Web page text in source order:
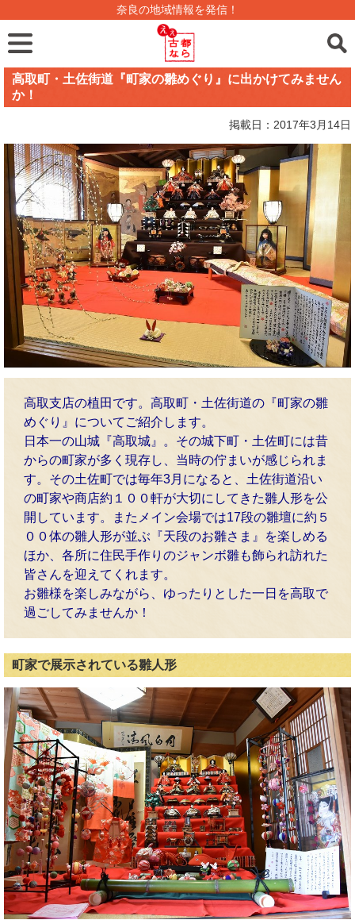
奈良の地域情報を発信！
高取町・土佐街道『町家の雛めぐり』に出かけてみません
か！
掲載日：2017年3月14日
高取支店の植田です。高取町・土佐街道の『町家の雛
めぐり』についてご紹介します。
日本一の山城『高取城』。その城下町・土佐町には昔
からの町家が多く現存し、当時の佇まいが感じられま
す。その土佐町では毎年3月になると、土佐街道沿い
の町家や商店約１００軒が大切にしてきた雛人形を公
開しています。またメイン会場では17段の雛壇に約５
００体の雛人形が並ぶ『天段のお雛さま』を楽しめる
ほか、各所に住民手作りのジャンボ雛も飾られ訪れた
皆さんを迎えてくれます。
お雛様を楽しみながら、ゆったりとした一日を高取で
過ごしてみませんか！
町家で展示されている雛人形